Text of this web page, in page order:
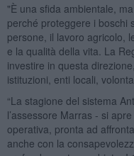
"È una sfida ambientale,
perché proteggere i boschi
persone, il lavoro agricolo,
e la qualità della vita. La
investire in questa
istituzioni, enti locali,
“La stagione del sistema
l’assessore Marras - si
operativa, pronta ad
anche con la